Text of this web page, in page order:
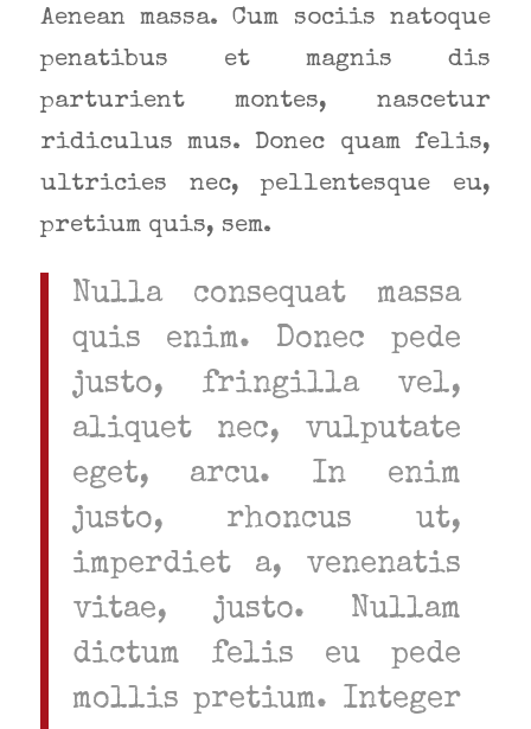
Aenean massa. Cum sociis natoque
penatibus et magnis dis
parturient montes, nascetur
ridiculus mus. Donec quam felis,
ultricies nec, pellentesque eu,
pretium quis, sem.
Nulla consequat massa
quis enim. Donec pede
justo, fringilla vel,
aliquet nec, vulputate
eget, arcu. In enim
justo, rhoncus ut,
imperdiet a, venenatis
vitae, justo. Nullam
dictum felis eu pede
mollis pretium. Integer